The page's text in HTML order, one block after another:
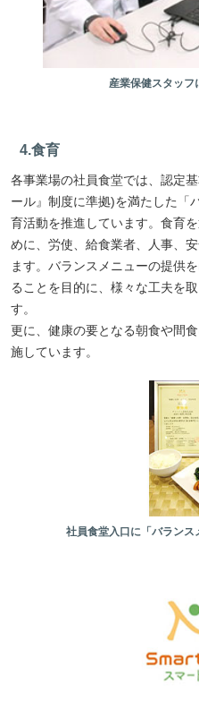
産業保健スタッフ
4.食育
各事業場の社員食堂では、認定
ール』制度に準拠)を満たした「
育活動を推進しています。食育
めに、労使、給食業者、人事、
ます。バランスメニューの提供
ることを目的に、様々な工夫を
す。
更に、健康の要となる朝食や間
施しています。
社員食堂入口に「バラン